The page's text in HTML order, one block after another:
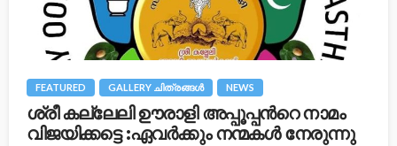
FEATURED GALLERY ചിത്രങ്ങള്‍ NEWS
ശ്രീ കല്ലേലി ഊരാളി അപ്പൂപ്പന്‍റെ നാമം
വിജയിക്കട്ടെ :ഏവർക്കും നന്മകൾ നേരുന്നു